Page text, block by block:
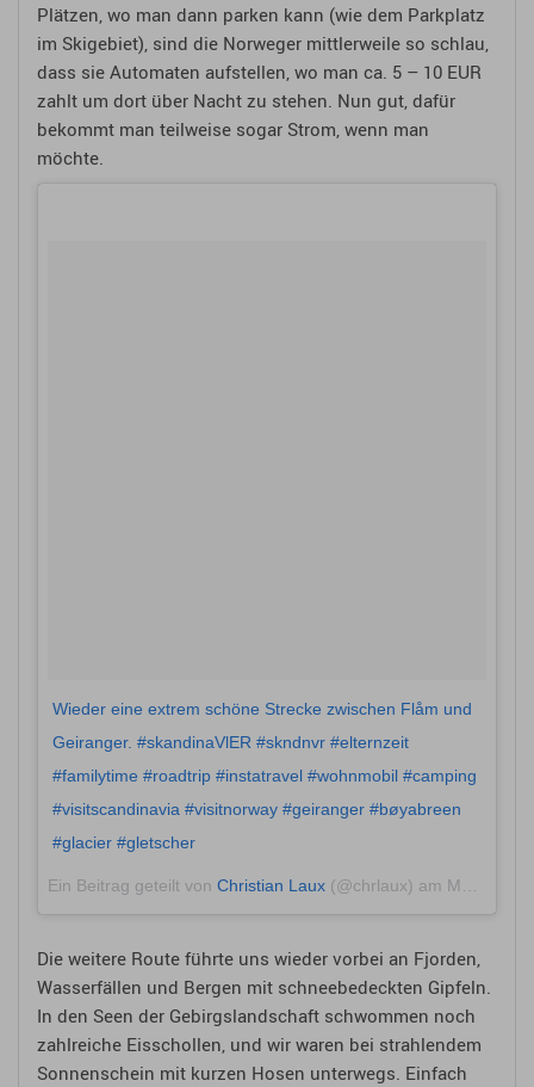
Plätzen, wo man dann parken kann (wie dem Parkplatz
im Skigebiet), sind die Norweger mittlerweile so schlau,
dass sie Automaten aufstellen, wo man ca. 5 – 10 EUR
zahlt um dort über Nacht zu stehen. Nun gut, dafür
bekommt man teilweise sogar Strom, wenn man
möchte.
Wieder eine extrem schöne Strecke zwischen Flåm und
Geiranger. #skandinaVlER #skndnvr #elternzeit
#familytime #roadtrip #instatravel #wohnmobil #camping
#visitscandinavia #visitnorway #geiranger #bøyabreen
#glacier #gletscher
Ein Beitrag geteilt von Christian Laux (@chrlaux) am Mai 30, 2018 um 2:28 PDT
Die weitere Route führte uns wieder vorbei an Fjorden,
Wasserfällen und Bergen mit schneebedeckten Gipfeln.
In den Seen der Gebirgslandschaft schwommen noch
zahlreiche Eisschollen, und wir waren bei strahlendem
Sonnenschein mit kurzen Hosen unterwegs. Einfach